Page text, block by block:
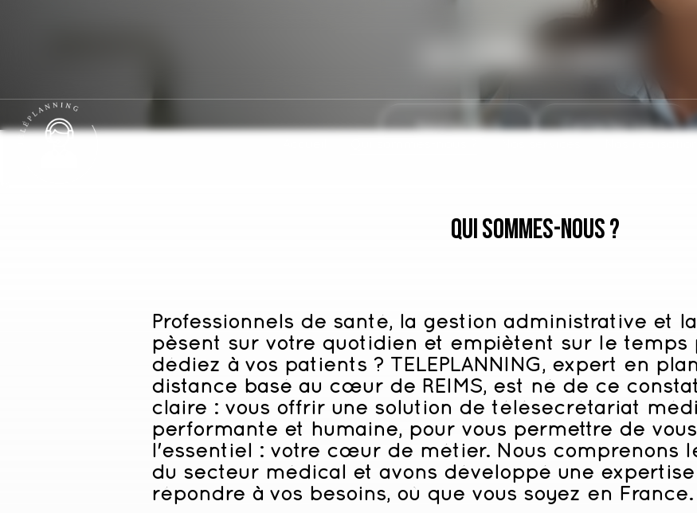
Qui sommes-nous ?
Appelez-nous Contactez-nous
Qui sommes-nous ?
Professionnels de santé, la gestion administrative et
pèsent sur votre quotidien et empiètent sur le temps
dédiez à vos patients ? TELEPLANNING, expert en
distance basé au cœur de REIMS, est né de ce
claire : vous offrir une solution de télésecrétariat
performante et humaine, pour vous permettre de
l'essentiel : votre cœur de métier. Nous comprenons
du secteur médical et avons développé une
répondre à vos besoins, où que vous soyez en France.